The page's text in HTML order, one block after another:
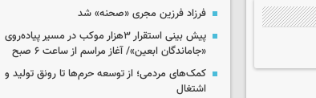
فرزاد فرزین مجری «صحنه» شد
پیش بینی استقرار ۳هزار موکب در مسیر پیاده‌روی
«جاماندگان ابعین»/ آغاز مراسم از ساعت ۶ صبح
کمک‌های مردمی؛ از توسعه حرم‌ها تا رونق تولید و
اشتغال